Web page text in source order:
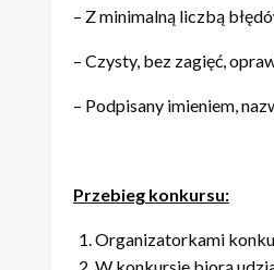
– Z minimalną liczbą
– Czysty, bez zagięć,
– Podpisany imieniem,
Przebieg konkursu:
Organizatorkami